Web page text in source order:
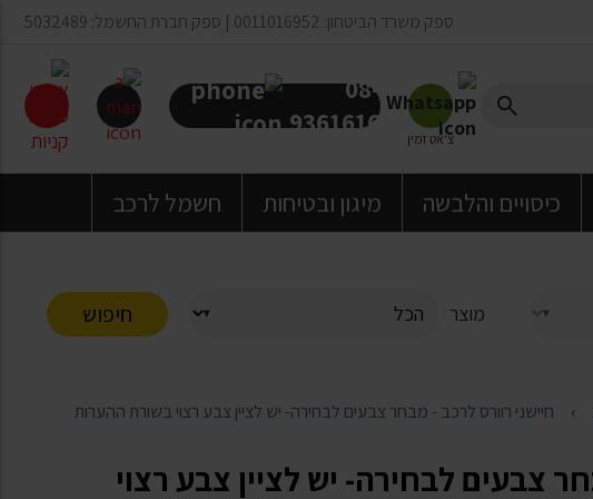
ספק משרד הביטחון: 0011016952 | ספק חברת החשמל: 5032489
צ'אט זמין
08-
9361616
כיסויים והלבשה מיגון ובטיחות חשמל לרכב
מוצר חיפוש
חיישני רוורס לרכב - מבחר צבעים לבחירה- יש לציין צבע רצוי בשורת ההערות
צבעים לבחירה- יש לציין צבע רצוי